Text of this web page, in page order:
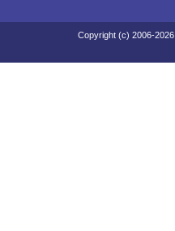
Copyright (c) 2006-